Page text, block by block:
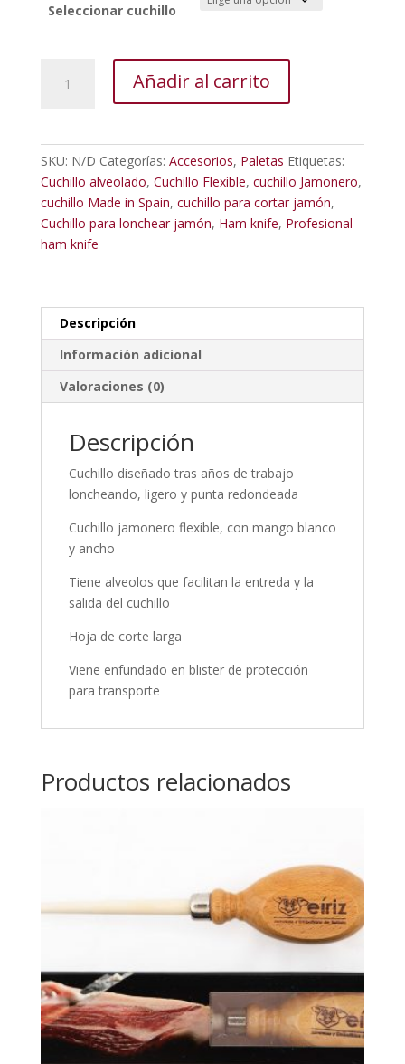
Seleccionar cuchillo
Jamonero
mango
ergnómico
cantidad
Añadir al carrito
SKU: N/D Categorías: Accesorios, Paletas Etiquetas:
Cuchillo alveolado, Cuchillo Flexible, cuchillo Jamonero,
cuchillo Made in Spain, cuchillo para cortar jamón,
Cuchillo para lonchear jamón, Ham knife, Profesional
ham knife
Descripción
Información adicional
Valoraciones (0)
Descripción
Cuchillo diseñado tras años de trabajo
loncheando, ligero y punta redondeada
Cuchillo jamonero flexible, con mango blanco
y ancho
Tiene alveolos que facilitan la entreda y la
salida del cuchillo
Hoja de corte larga
Viene enfundado en blister de protección
para transporte
Productos relacionados